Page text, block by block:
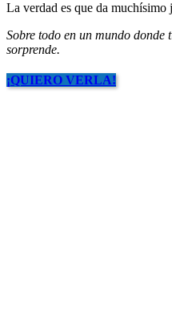
La verdad es que da muchísimo
Sobre todo en un mundo donde
sorprende.
¡QUIERO VERLA!